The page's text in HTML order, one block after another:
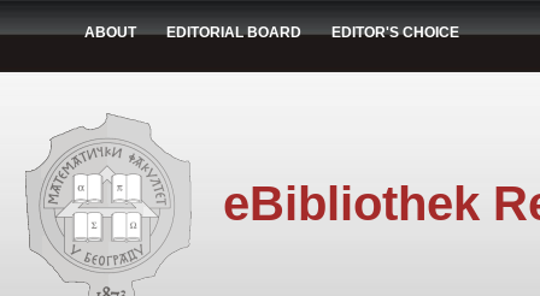
ABOUT EDITORIAL BOARD EDITOR'S CHOICE
eBibliothek